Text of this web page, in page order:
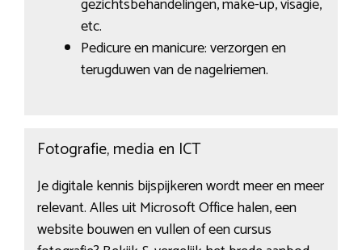
etc.
Pedicure en manicure: verzorgen en
terugduwen van de nagelriemen.
Fotografie, media en ICT
Je digitale kennis bijspijkeren wordt meer en meer
relevant. Alles uit Microsoft Office halen, een
website bouwen en vullen of een cursus